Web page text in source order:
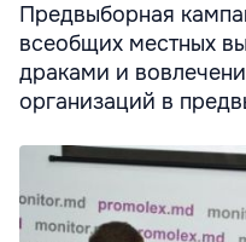
Предвыборная
всеобщих местных
драками и
организаций в